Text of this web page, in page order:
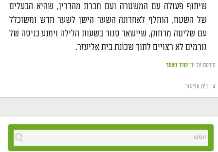
שיתוף פעולה עם המשטרה ועם חברת מהדרין, שהיא הבעלים
של השטח, הוחלף לאחרונה השער הישן לשער חדש ומשוכלל
עם שליטה מרחוק, שיישאר סגור בשעות הלילה וימנע כניסה של
גורמים לא רצויים לתוך שכונת בית אליעזר.
פורסם על ידי עורך האתר
# בית אליעזר